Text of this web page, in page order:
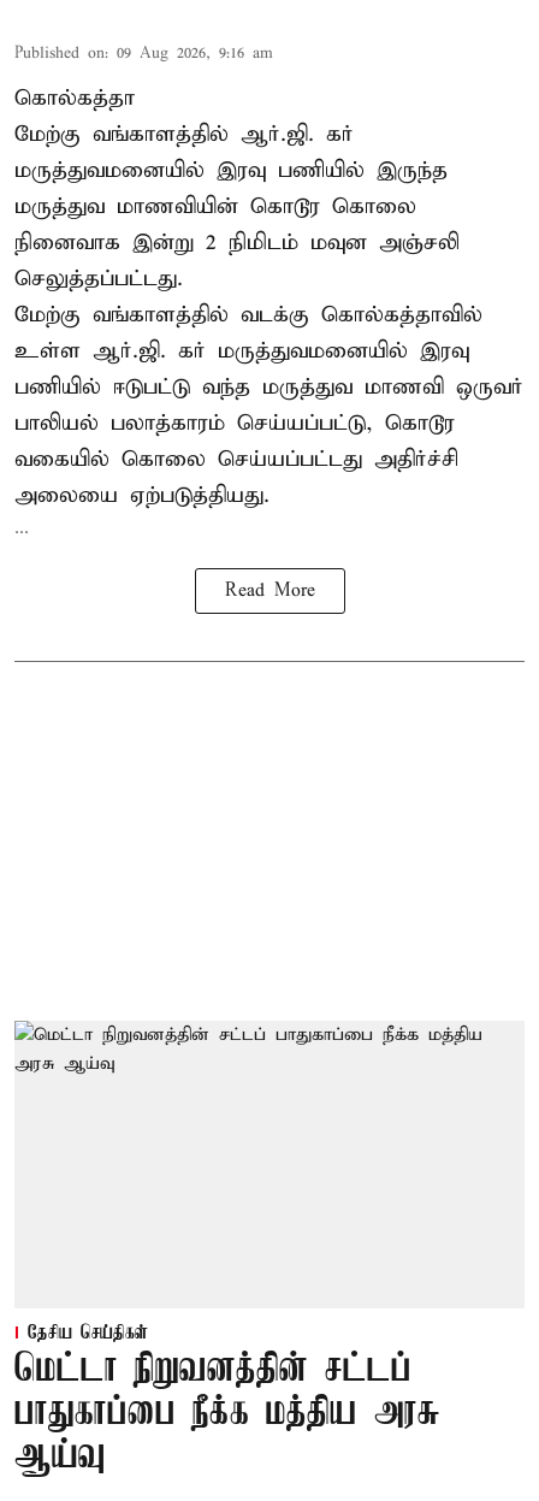
Published on: 09 Aug 2026, 9:16 am
கொல்கத்தா
மேற்கு வங்காளத்தில் ஆர்.ஜி. கர்
மருத்துவமனையில் இரவு பணியில் இருந்த
மருத்துவ மாணவியின் கொடூர கொலை
நினைவாக இன்று 2 நிமிடம் மவுன அஞ்சலி
செலுத்தப்பட்டது.
மேற்கு வங்காளத்தில் வடக்கு கொல்கத்தாவில்
உள்ள ஆர்.ஜி. கர் மருத்துவமனையில் இரவு
பணியில் ஈடுபட்டு வந்த மருத்துவ மாணவி ஒருவர்
பாலியல் பலாத்காரம் செய்யப்பட்டு, கொடூர
வகையில் கொலை செய்யப்பட்டது அதிர்ச்சி
அலையை ஏற்படுத்தியது.
...
Read More
தேசிய செய்திகள்
மெட்டா நிறுவனத்தின் சட்டப்
பாதுகாப்பை நீக்க மத்திய அரசு
ஆய்வு